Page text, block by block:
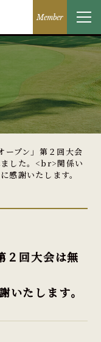
ープン」第２回大会
した。<br>関係い
感謝いたします。
２回大会は無
いたします。
Member